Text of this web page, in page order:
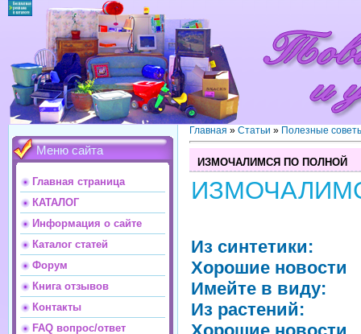
Меню сайта
Главная страница
КАТАЛОГ
Информация о сайте
Каталог статей
Форум
Книга отзывов
Контакты
FAQ вопрос/ответ
Главная » Статьи » Полезные
ИЗМОЧАЛИМСЯ ПО ПОЛНОЙ
Из синтетики:
Хорошие новости
Имейте в виду:
Из растений:
Хорошие новости